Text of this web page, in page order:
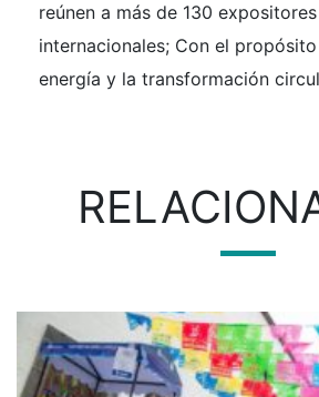
reúnen a más de 130
internacionales; Con el
energía y la transformación